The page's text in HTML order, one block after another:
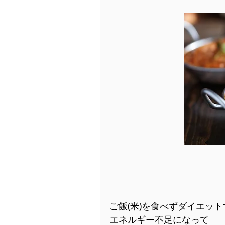
ご飯(米)を食べずダイエッ
エネルギー不足になって